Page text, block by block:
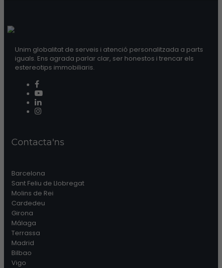
Unim globalitat de serveis i atenció personalitzada a parts
iguals. Ens agrada parlar clar, ser honestos i trencar els
estereotips immobiliaris.
Contacta'ns
Barcelona
Sant Feliu de Llobregat
Molins de Rei
Cardedeu
Girona
Málaga
Terrassa
Madrid
Bilbao
Vigo